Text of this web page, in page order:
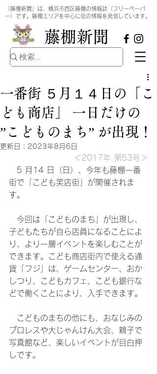
​藤棚新聞
「藤棚新聞」は、横浜市西区藤棚の情報誌（フリーペーパ
ー）です。藤棚エリアを中心に街の情報を発信しています。
一番街 ５月１４日の「こ
ども商店」 一日だけの
”こどものまち” が出現！
更新日： 2023年8月6日
＜2017年 第53号＞
5 月14 日（日）、今年も藤棚一番
街で「こども笑店街」が開催されま
す。
今回は「こどものまち」が出現し、
子どもたちが自ら店員になることによ
り、より一層イベントを楽しむことが
できます。こども商店街内で使える通
貨「フジ」は、ゲームセンター、おか
しつり、こどもカフェ、こども銀行な
どで働くことにより、入手できます。
こどものまちの他にも、おなじみの
プロレスや大じゃんけん大会、親子で
写真館など、楽しいイベントが目白押
しです。